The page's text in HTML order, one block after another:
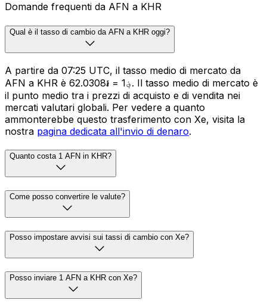
Domande frequenti da AFN a KHR
Qual è il tasso di cambio da AFN a KHR oggi?
A partire da 07:25 UTC, il tasso medio di mercato da
AFN a KHR è ؋1 = ៛62.0308. Il tasso medio di mercato è
il punto medio tra i prezzi di acquisto e di vendita nei
mercati valutari globali. Per vedere a quanto
ammonterebbe questo trasferimento con Xe, visita la
nostra pagina dedicata all'invio di denaro.
Quanto costa 1 AFN in KHR?
Come posso convertire le valute?
Posso impostare avvisi sui tassi di cambio con Xe?
Posso inviare 1 AFN a KHR con Xe?